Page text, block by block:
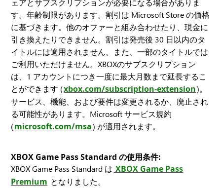
ェアとサブスクリプションが必要になる場合がありま
す。年齢制限があります。割引は Microsoft Store の価格
に基づきます。他のオファーと組み合わせたり、現金に
引き換えたりできません。割引は発売後 30 日以内のタ
イトルには適用されません。また、一部のタイトルでは
ご利用いただけません。XBOXのサブスクリプション
は、1 アカウントにつき一度に最大月数まで延長するこ
とができます (xbox.com/subscription-extension)。
サービス、機能、および要件は変更されるか、廃止され
る可能性があります。Microsoft サービス規約
(microsoft.com/msa) が適用されます。
XBOX Game Pass Standard の使用条件:
XBOX Game Pass Standard は XBOX Game Pass
Premium となりました。